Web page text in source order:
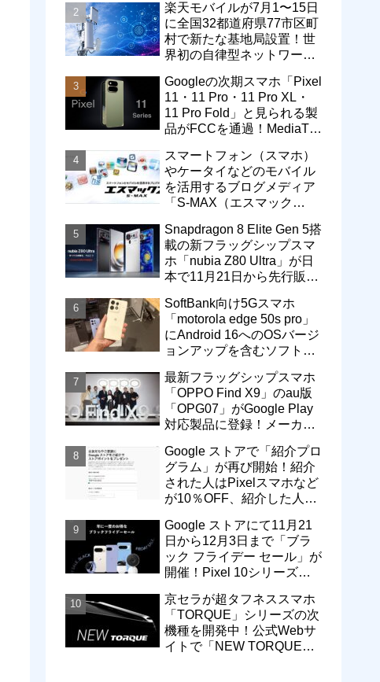
エリアが拡大
楽天モバイルが7月1〜15日
に全国32都道府県77市区町
村で新たな基地局設置！世
界初の自律型ネットワーク
通信品質も改善
Googleの次期スマホ「Pixel
11・11 Pro・11 Pro XL・
11 Pro Fold」と見られる製
品がFCCを通過！MediaTek
スマートフォン（スマホ）
やケータイなどのモバイル
を活用するブログメディア
「S-MAX（エスマック
Snapdragon 8 Elite Gen 5搭
載の新フラッグシップスマ
ホ「nubia Z80 Ultra」が日
本で11月21日から先行販
SoftBank向け5Gスマホ
「motorola edge 50s pro」
にAndroid 16へのOSバージ
ョンアップを含むソフトウ
最新フラッグシップスマホ
「OPPO Find X9」のau版
「OPG07」がGoogle Play
対応製品に登録！メーカー
売へ
Google ストアで「紹介プロ
グラム」が再び開始！紹介
された人はPixelスマホなど
が10％OFF、紹介した人は
ト付与
Google ストアにて11月21
日から12月3日まで「ブラ
ック フライデー セール」が
開催！Pixel 10シリーズや
に
京セラが超タフネススマホ
「TORQUE」シリーズの次
機種を開発中！公式Webサ
イトで「NEW TORQUE」